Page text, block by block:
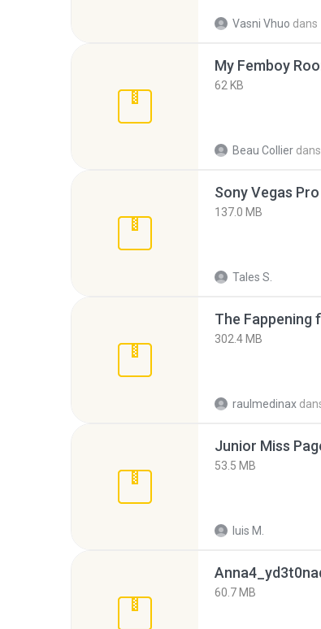
Vasni Vhuo dans
My Femboy
62 KB
Beau Collier dans
137.0 MB
Tales S.
The Fappening
302.4 MB
raulmedinax
53.5 MB
luis M.
60.7 MB